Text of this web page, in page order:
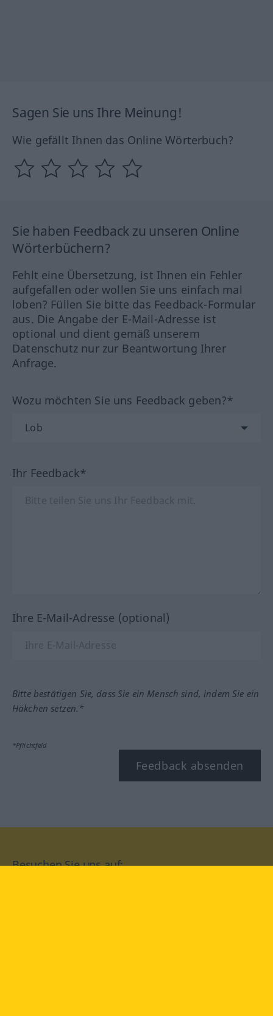
Sagen Sie uns Ihre Meinung!
Wie gefällt Ihnen das Online Wörterbuch?
Sie haben Feedback zu unseren Online
Wörterbüchern?
Fehlt eine Übersetzung, ist Ihnen ein Fehler
aufgefallen oder wollen Sie uns einfach mal
loben? Füllen Sie bitte das Feedback-Formular
aus. Die Angabe der E-Mail-Adresse ist
optional und dient gemäß unserem
Datenschutz nur zur Beantwortung Ihrer
Anfrage.
Wozu möchten Sie uns Feedback geben?*
Ihr Feedback*
Ihre E-Mail-Adresse (optional)
Bitte bestätigen Sie, dass Sie ein Mensch sind, indem Sie ein
Häkchen setzen.*
*Pflichtfeld
Feedback absenden
Besuchen Sie uns auf: